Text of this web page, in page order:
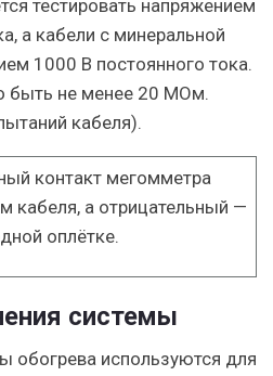
тестировать напряжением
а кабели с минеральной
1000 В постоянного тока.
быть не менее 20 МОм.
кабеля).
контакт мегомметра
кабеля, а отрицательный —
оплётке.
системы
обогрева используются для